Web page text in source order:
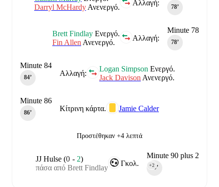
78‎’‎
Αλλαγή:
Darryl McHardy Ανενεργό.
Minute 78
78‎’‎
Αλλαγή:
Brett Findlay Ενεργό.
Fin Allen Ανενεργό.
Αλλαγή:
Logan Simpson Ενεργό.
Jack Davison Ανενεργό.
Minute 84
84‎’‎
Κίτρινη κάρτα. Jamie Calder
Minute 86
86‎’‎
Προστέθηκαν +4 λεπτά
Minute 90 plus 2
90‎’‎
+2
Γκολ.
JJ Hulse (0 - 2)
πάσα από Brett Findlay